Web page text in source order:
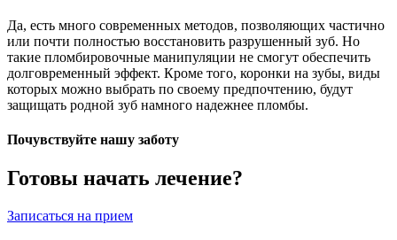
Да, есть много современных методов, позволяющих частично
или почти полностью восстановить разрушенный зуб. Но
такие пломбировочные манипуляции не смогут обеспечить
долговременный эффект. Кроме того, коронки на зубы, виды
которых можно выбрать по своему предпочтению, будут
защищать родной зуб намного надежнее пломбы.
Почувствуйте нашу заботу
Готовы начать лечение?
Записаться на прием